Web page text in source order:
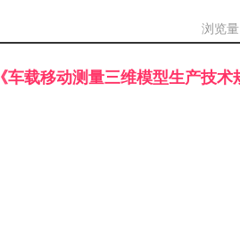
浏览
《车载移动测量三维模型生产技